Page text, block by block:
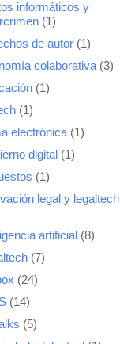
informáticos y
(1)
de autor (1)
colaborativa (3)
(1)
(1)
electrónica (1)
digital (1)
(1)
legal y legaltech
artificial (8)
(7)
(24)
(14)
(5)